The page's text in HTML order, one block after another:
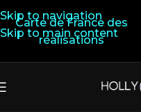
Skip to navigation
Skip to main content
Carte de France des
réalisations